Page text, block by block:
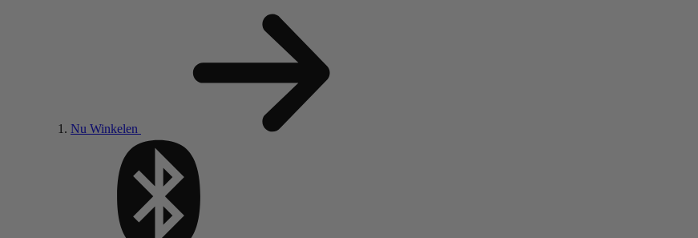
Nu Winkelen